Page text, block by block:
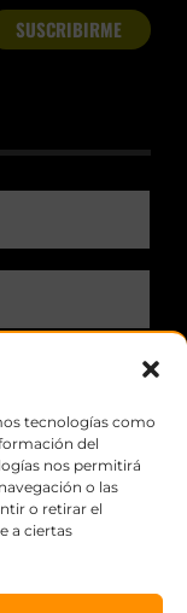
tecnologías como
del
nos permitirá
o las
o retirar el
a ciertas